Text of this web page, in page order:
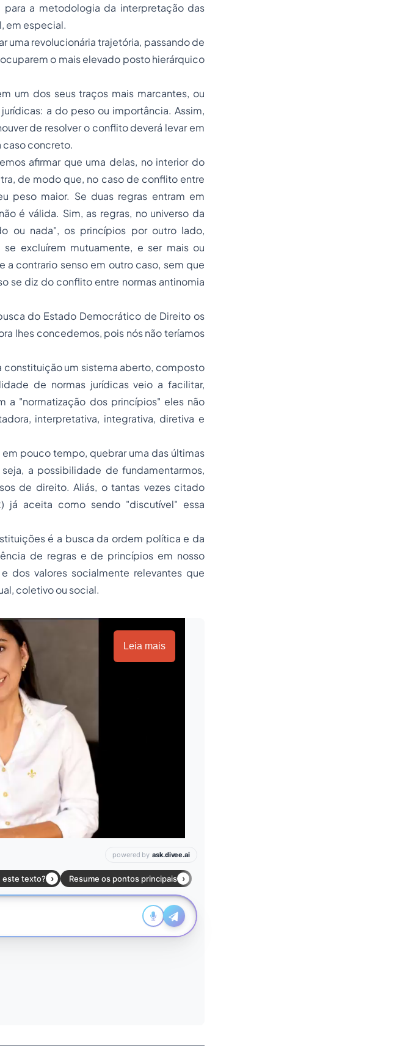
a metodologia da interpretação das
em especial.
uma revolucionária trajetória, passando de
o mais elevado posto hierárquico
um dos seus traços mais marcantes, ou
a do peso ou importância. Assim,
de resolver o conflito deverá levar em
caso concreto.
afirmar que uma delas, no interior do
de modo que, no caso de conflito entre
peso maior. Se duas regras entram em
é válida. Sim, as regras, no universo da
ou nada", os princípios por outro lado,
excluírem mutuamente, e ser mais ou
contrario senso em outro caso, sem que
se diz do conflito entre normas antinomia
do Estado Democrático de Direito os
lhes concedemos, pois nós não teríamos
constituição um sistema aberto, composto
de normas jurídicas veio a facilitar,
a "normatização dos princípios" eles não
interpretativa, integrativa, diretiva e
pouco tempo, quebrar uma das últimas
a possibilidade de fundamentarmos,
de direito. Aliás, o tantas vezes citado
já aceita como sendo "discutível" essa
é a busca da ordem política e da
de regras e de princípios em nosso
dos valores socialmente relevantes que
coletivo ou social.
Leia mais